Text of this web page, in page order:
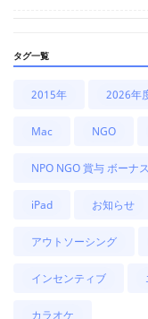
タグ一覧
2015年 2026年
Mac NGO
NPO NGO 賞与 ボーナ
iPad お知らせ
アウトソーシング
インセンティブ
カラオケ